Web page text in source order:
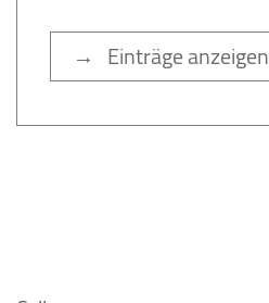
→ Einträge anzeigen